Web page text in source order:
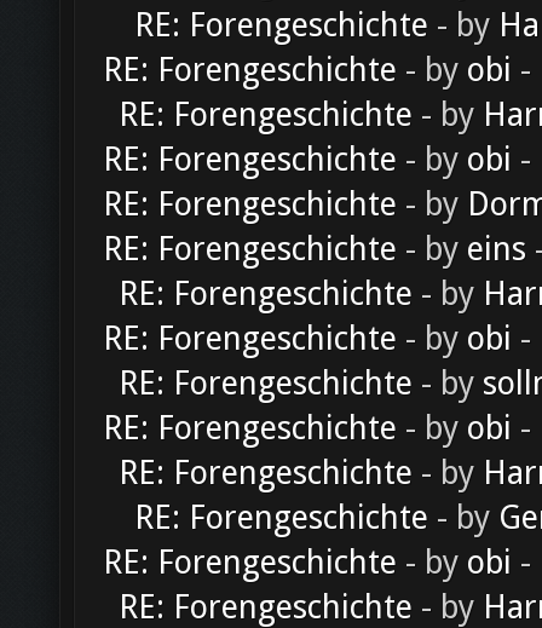
RE: Forengeschichte - by
RE: Forengeschichte - by obi -
RE: Forengeschichte - by
RE: Forengeschichte - by obi -
RE: Forengeschichte - by
RE: Forengeschichte - by eins
RE: Forengeschichte - by
RE: Forengeschichte - by obi -
RE: Forengeschichte - by
RE: Forengeschichte - by obi -
RE: Forengeschichte - by
RE: Forengeschichte - by
RE: Forengeschichte - by obi -
RE: Forengeschichte - by